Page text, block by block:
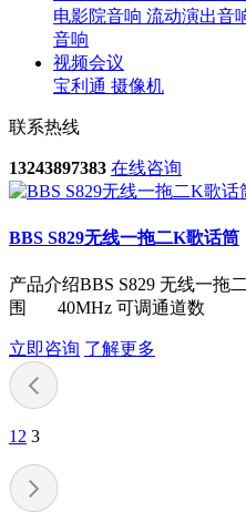
电影院音响 流动演出音
音响
视频会议
宝利通 摄像机
联系热线
13243897383 在线咨询
BBS S829无线一拖二K歌话筒
产品介绍BBS S829 无线
围 40MHz 可调通道数
立即咨询 了解更多
12 3